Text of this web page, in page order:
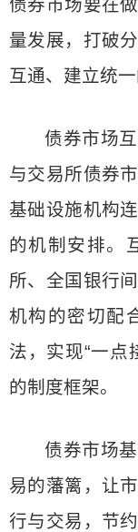
债券市场要在
量发展，打破
互通、建立统
债券市场
与交易所债券
基础设施机构
的机制安排。
所、全国银行
机构的密切配
法，实现“一点
的制度框架。
债券市场
易的藩篱，让
行与交易，节